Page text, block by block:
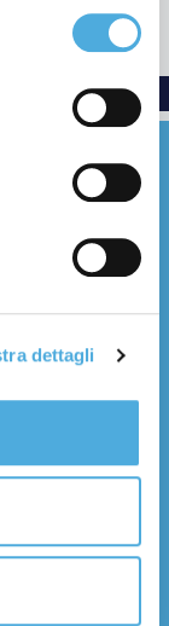
dettagli